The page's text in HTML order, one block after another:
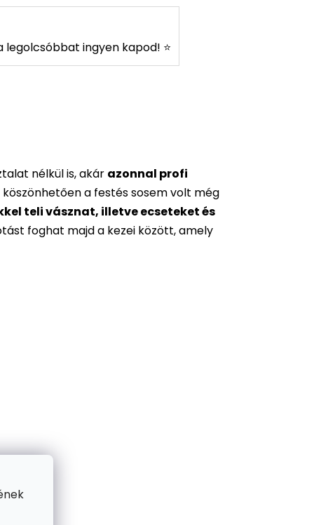
legolcsóbbat ingyen kapod! ⭐
nélkül is, akár azonnal profi
a festés sosem volt még
teli vásznat, illetve ecseteket és
foghat majd a kezei között, amely